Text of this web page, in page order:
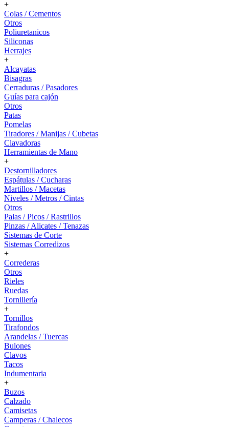
+
Colas / Cementos
Otros
Poliuretanicos
Siliconas
Herrajes
+
Alcayatas
Bisagras
Cerraduras / Pasadores
Guías para cajón
Otros
Patas
Pomelas
Tiradores / Manijas / Cubetas
Clavadoras
Herramientas de Mano
+
Destornilladores
Espátulas / Cucharas
Martillos / Macetas
Niveles / Metros / Cintas
Otros
Palas / Picos / Rastrillos
Pinzas / Alicates / Tenazas
Sistemas de Corte
Sistemas Corredizos
+
Correderas
Otros
Rieles
Ruedas
Tornillería
+
Tornillos
Tirafondos
Arandelas / Tuercas
Bulones
Clavos
Tacos
Indumentaria
+
Buzos
Calzado
Camisetas
Camperas / Chalecos